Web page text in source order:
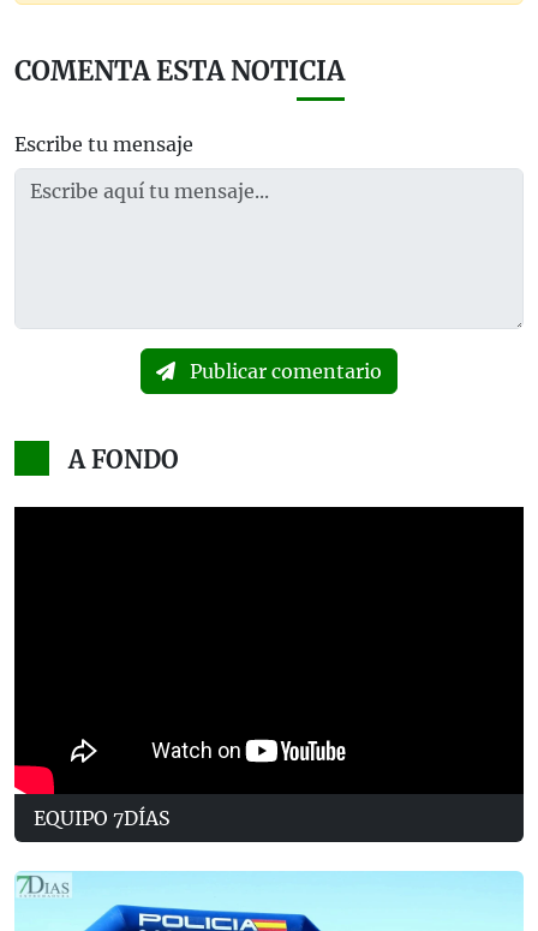
COMENTA ESTA NOTICIA
Escribe tu mensaje
Publicar comentario
A FONDO
EQUIPO 7DÍAS